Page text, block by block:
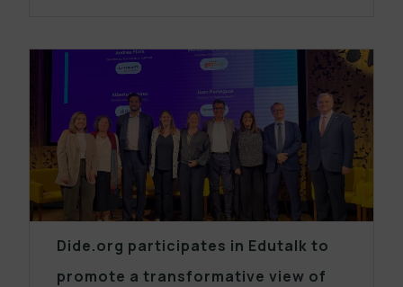
Dide.org participates in Edutalk to
promote a transformative view of